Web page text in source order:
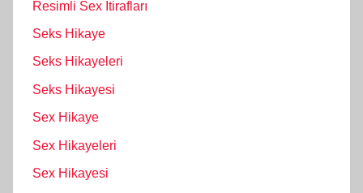
Resimli Sex İtirafları
Seks Hikaye
Seks Hikayeleri
Seks Hikayesi
Sex Hikaye
Sex Hikayeleri
Sex Hikayesi